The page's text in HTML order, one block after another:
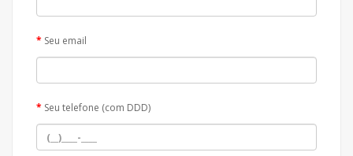
Seu email
Seu telefone (com DDD)